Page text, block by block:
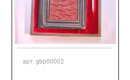
арт. gbp00002